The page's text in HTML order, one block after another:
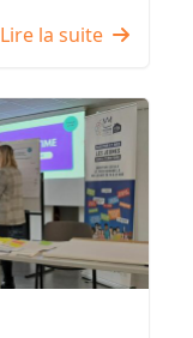
Lire la suite